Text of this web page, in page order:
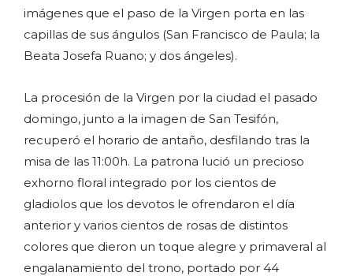
imágenes que el paso de la Virgen porta en las
capillas de sus ángulos (San Francisco de Paula; la
Beata Josefa Ruano; y dos ángeles).
La procesión de la Virgen por la ciudad el pasado
domingo, junto a la imagen de San Tesifón,
recuperó el horario de antaño, desfilando tras la
misa de las 11:00h. La patrona lució un precioso
exhorno floral integrado por los cientos de
gladiolos que los devotos le ofrendaron el día
anterior y varios cientos de rosas de distintos
colores que dieron un toque alegre y primaveral al
engalanamiento del trono, portado por 44